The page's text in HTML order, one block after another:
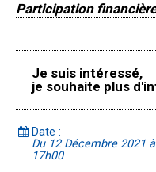
Participation financière
Je suis intéressé,
je souhaite plus
Date :
Du 12 Décembre 2021
17h00